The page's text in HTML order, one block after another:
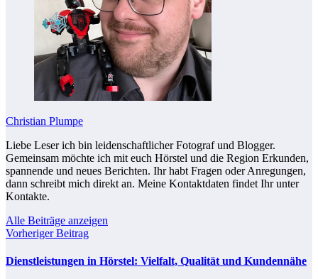
Christian Plumpe
Liebe Leser ich bin leidenschaftlicher Fotograf und Blogger.
Gemeinsam möchte ich mit euch Hörstel und die Region Erkunden,
spannende und neues Berichten. Ihr habt Fragen oder Anregungen,
dann schreibt mich direkt an. Meine Kontaktdaten findet Ihr unter
Kontakte.
Alle Beiträge anzeigen
Vorheriger Beitrag
Dienstleistungen in Hörstel: Vielfalt, Qualität und Kundennähe